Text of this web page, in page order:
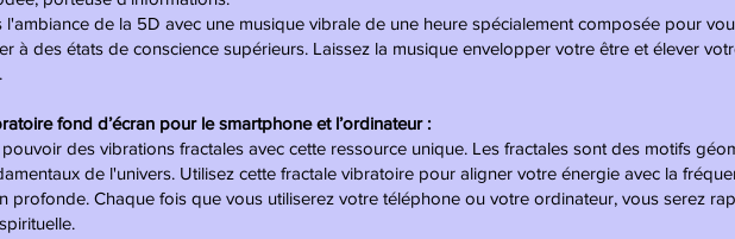
l'ambiance de la 5D avec une musique vibrale de une heure spécialement composée pour
à des états de conscience supérieurs. Laissez la musique envelopper votre être et élever
fond d’écran pour le smartphone et l’ordinateur :
des vibrations fractales avec cette ressource unique. Les fractales sont des motifs
de l'univers. Utilisez cette fractale vibratoire pour aligner votre énergie avec la
profonde. Chaque fois que vous utiliserez votre téléphone ou votre ordinateur, vous serez